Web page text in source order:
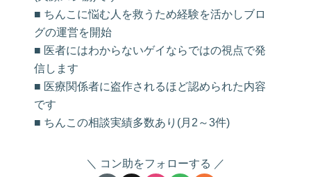
■ ちんこに悩む人を救うため経験を活かしブロ
グの運営を開始
■ 医者にはわからないゲイならではの視点で発
信します
■ 医療関係者に盗作されるほど認められた内容
です
■ ちんこの相談実績多数あり(月2～3件)
コン助をフォローする